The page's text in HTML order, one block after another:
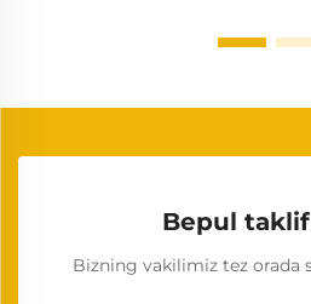
Bepul
Bizning vakilimiz tez orada